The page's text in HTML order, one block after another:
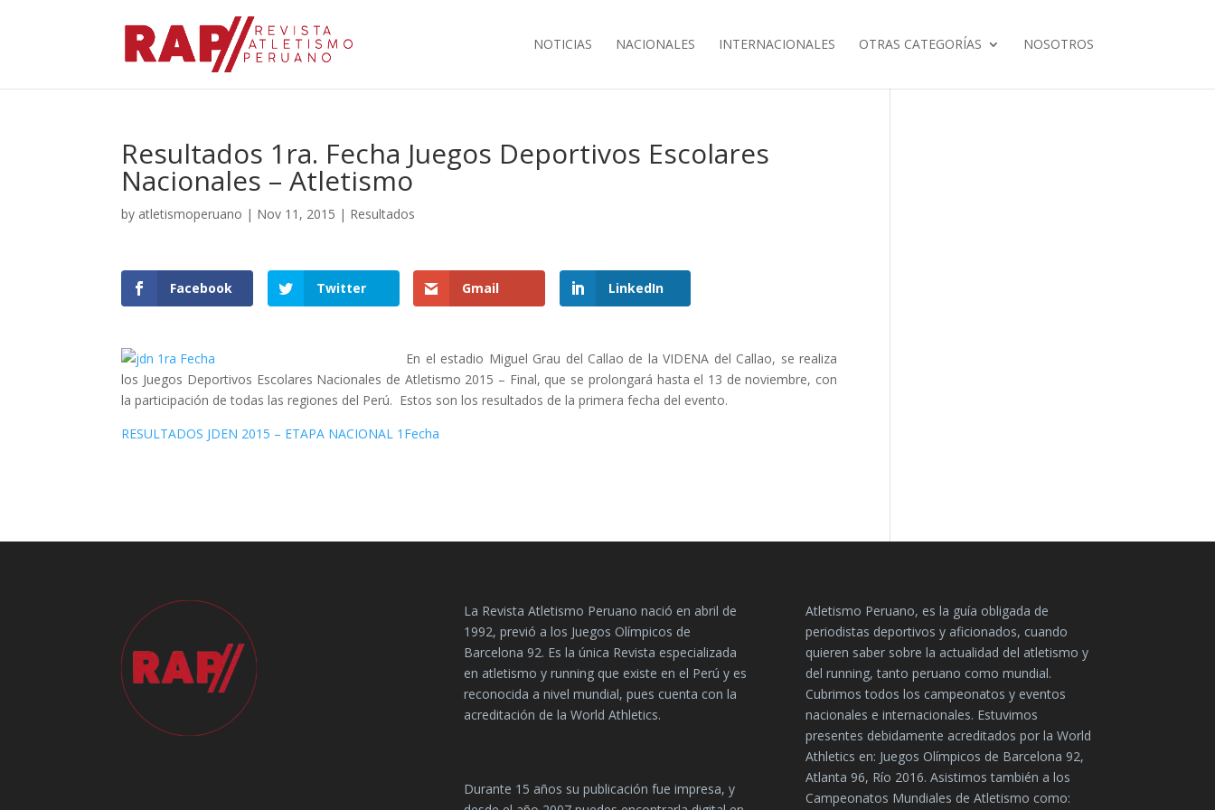
NOTICIAS NACIONALES INTERNACIONALES OTRAS CATEGORÍAS NOSOTROS
Resultados 1ra. Fecha Juegos Deportivos Escolares
Nacionales – Atletismo
by atletismoperuano | Nov 11, 2015 | Resultados
Facebook Twitter Gmail LinkedIn
En el estadio Miguel Grau del Callao de la VIDENA del Callao, se realiza
los Juegos Deportivos Escolares Nacionales de Atletismo 2015 – Final, que se prolongará hasta el 13 de noviembre, con
la participación de todas las regiones del Perú. Estos son los resultados de la primera fecha del evento.
RESULTADOS JDEN 2015 – ETAPA NACIONAL 1Fecha
La Revista Atletismo Peruano nació en abril de
1992, previó a los Juegos Olímpicos de
Barcelona 92. Es la única Revista especializada
en atletismo y running que existe en el Perú y es
reconocida a nivel mundial, pues cuenta con la
acreditación de la World Athletics.
Durante 15 años su publicación fue impresa, y
Atletismo Peruano, es la guía obligada de
periodistas deportivos y aficionados, cuando
quieren saber sobre la actualidad del atletismo y
del running, tanto peruano como mundial.
Cubrimos todos los campeonatos y eventos
nacionales e internacionales. Estuvimos
presentes debidamente acreditados por la World
Athletics en: Juegos Olímpicos de Barcelona 92,
Atlanta 96, Río 2016. Asistimos también a los
Campeonatos Mundiales de Atletismo como: